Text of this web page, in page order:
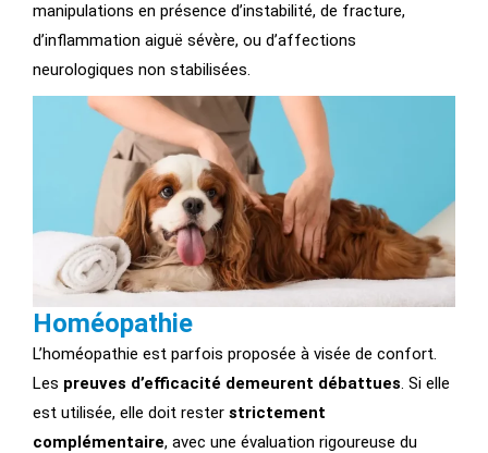
manipulations en présence d’instabilité, de fracture,
d’inflammation aiguë sévère, ou d’affections
neurologiques non stabilisées.
Homéopathie
L’homéopathie est parfois proposée à visée de confort.
Les preuves d’efficacité demeurent débattues. Si elle
est utilisée, elle doit rester strictement
complémentaire, avec une évaluation rigoureuse du